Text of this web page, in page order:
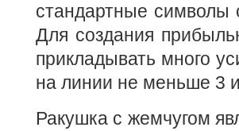
стандартные символы
Для создания
прикладывать много
на линии не меньше 3
Ракушка с жемчугом